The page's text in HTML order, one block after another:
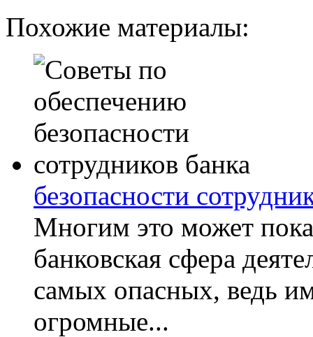
Похожие материалы:
безопасности
Многим это может
банковская сфера
самых опасных, ведь
огромные...